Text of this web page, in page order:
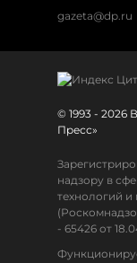
gazeta@dp.ru
© 1993 - 2026
Пресс»
надзору в
технологий
- 65426 от